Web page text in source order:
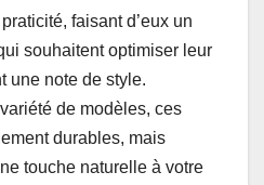
faisant d’eux un
souhaitent optimiser leur
une note de style.
de modèles, ces
durables, mais
touche naturelle à votre